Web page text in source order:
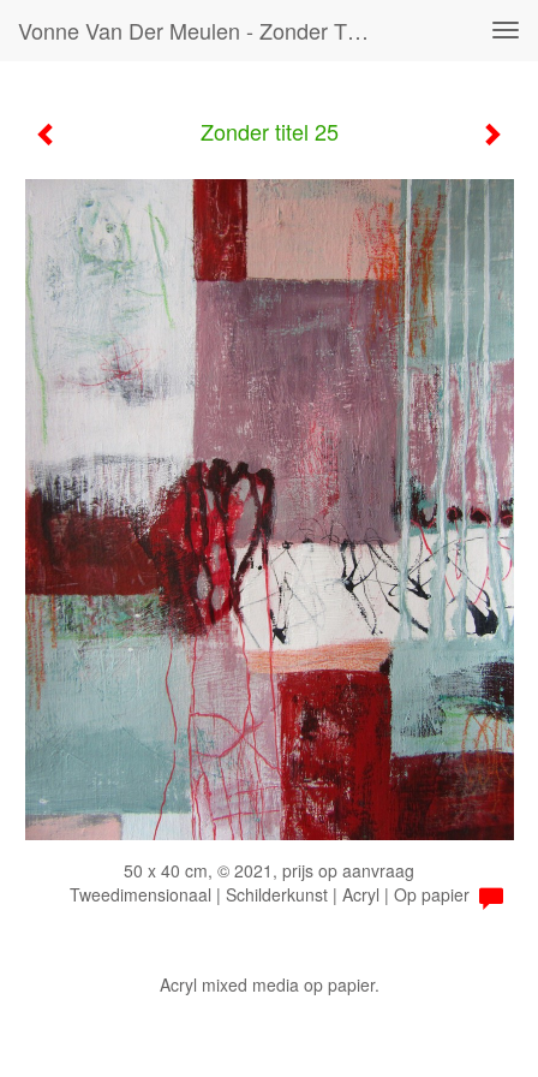
Vonne Van Der Meulen - Zonder Titel 25
Zonder titel 25
50 x 40 cm, © 2021, prijs op aanvraag
Tweedimensionaal | Schilderkunst | Acryl | Op papier
Acryl mixed media op papier.